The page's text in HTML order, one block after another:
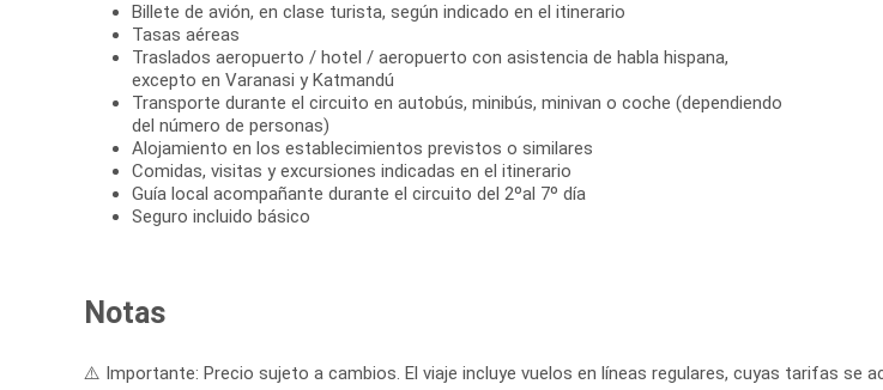
Billete de avión, en clase turista, según indicado en el itinerario
Tasas aéreas
Traslados aeropuerto / hotel / aeropuerto con asistencia de habla hispana,
excepto en Varanasi y Katmandú
Transporte durante el circuito en autobús, minibús, minivan o coche (dependiendo
del número de personas)
Alojamiento en los establecimientos previstos o similares
Comidas, visitas y excursiones indicadas en el itinerario
Guía local acompañante durante el circuito del 2ºal 7º día
Seguro incluido básico
Notas
⚠️ Importante: Precio sujeto a cambios. El viaje incluye vuelos en líneas regulares, cuyas tarifas se